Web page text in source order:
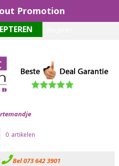
Promotion
0
Bel 073 642 3901
functioneren maken wij gebruik van